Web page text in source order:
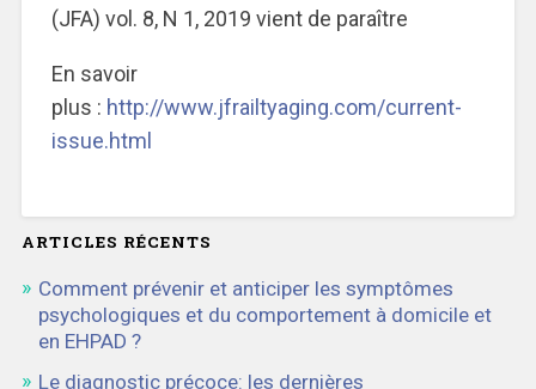
(JFA) vol. 8, N 1, 2019 vient de paraître
En savoir
plus : http://www.jfrailtyaging.com/current-
issue.html
ARTICLES RÉCENTS
Comment prévenir et anticiper les symptômes
psychologiques et du comportement à domicile et
en EHPAD ?
Le diagnostic précoce: les dernières